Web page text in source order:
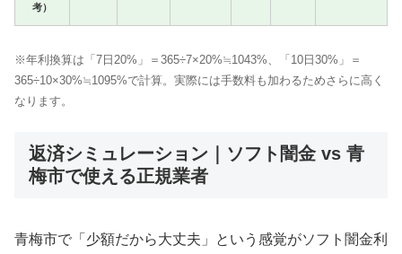
考）
※年利換算は「7日20%」＝365÷7×20%≒1043%、「10日30%」＝
365÷10×30%≒1095%で計算。実際には手数料も加わるためさらに高く
なります。
返済シミュレーション｜ソフト闇金 vs 青
梅市で使える正規業者
青梅市で「少額だから大丈夫」という感覚がソフト闇金利